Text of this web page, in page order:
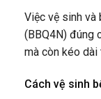
Việc vệ sinh và
(BBQ4N) đúng
mà còn kéo
Cách vệ sinh